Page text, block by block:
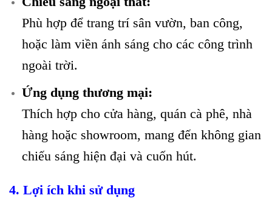
Phù hợp để trang trí sân vườn, ban công,
hoặc làm viền ánh sáng cho các công trình
ngoài trời.
Ứng dụng thương mại:
Thích hợp cho cửa hàng, quán cà phê, nhà
hàng hoặc showroom, mang đến không gian
chiếu sáng hiện đại và cuốn hút.
4. Lợi ích khi sử dụng